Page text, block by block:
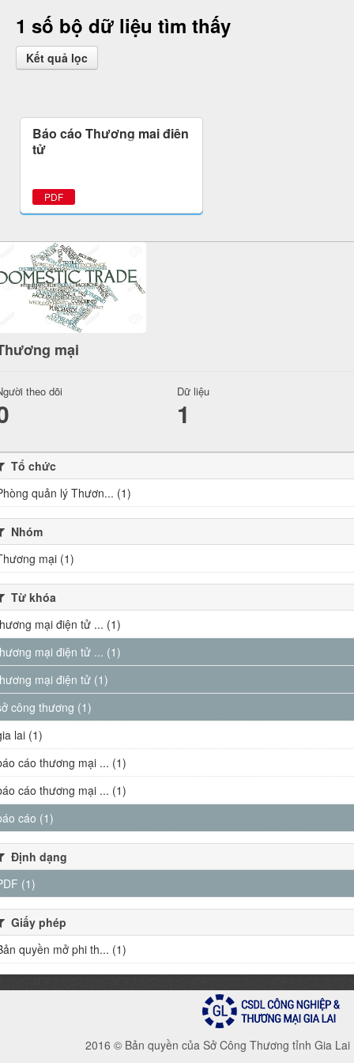
1 số bộ dữ liệu tìm thấy
Kết quả lọc
Báo cáo Thương mại điện
tử
PDF
mại
theo dõi Dữ liệu
1
Tổ chức
quản lý Thươn... (1)
Nhóm
mại (1)
Từ khóa
mại điện tử ... (1)
mại điện tử ... (1)
mại điện tử (1)
công thương (1)
lai (1)
cáo thương mại ... (1)
cáo thương mại ... (1)
cáo (1)
Định dạng
(1)
Giấy phép
quyền mở phi th... (1)
2016 © Bản quyền của Sở Công Thương tỉnh Gia Lai